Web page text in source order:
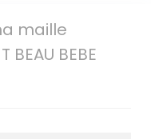
maille
BEAU BEBE